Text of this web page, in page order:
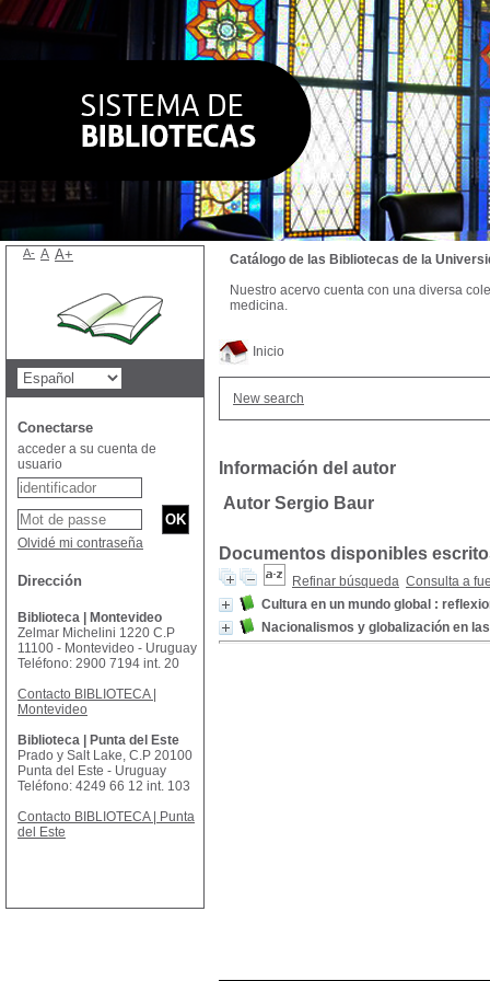
Inicio
New search
Información del autor
Autor Sergio Baur
Documentos disponibles
Refinar búsqueda Consulta a
Cultura en un mundo global :
Nacionalismos y globalización en
Catálogo de las Bibliotecas de la
Nuestro acervo cuenta con una diversa
medicina.
A- A A+
Conectarse
acceder a su cuenta de
usuario
Olvidé mi contraseña
Dirección
Biblioteca | Montevideo
Zelmar Michelini 1220 C.P
11100 - Montevideo - Uruguay
Teléfono: 2900 7194 int. 20
Contacto BIBLIOTECA |
Montevideo
Biblioteca | Punta del Este
Prado y Salt Lake, C.P 20100
Punta del Este - Uruguay
Teléfono: 4249 66 12 int. 103
Contacto BIBLIOTECA | Punta
del Este